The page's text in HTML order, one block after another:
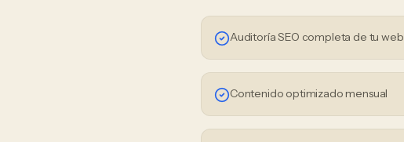
Auditoría SEO completa de tu web
Contenido optimizado mensual